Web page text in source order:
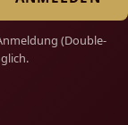
(Double-